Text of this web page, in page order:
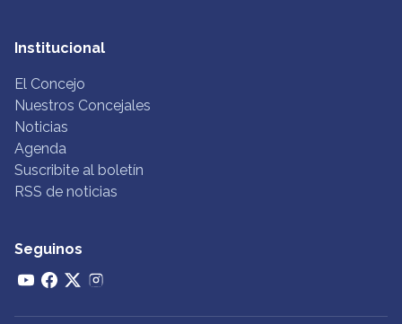
Institucional
El Concejo
Nuestros Concejales
Noticias
Agenda
Suscribite al boletín
RSS de noticias
Seguinos